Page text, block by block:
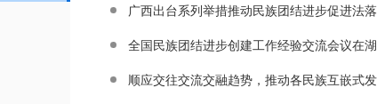
广西出台系列举措推动民族团结进步促进法
全国民族团结进步创建工作经验交流会议在
顺应交往交流交融趋势，推动各民族互嵌